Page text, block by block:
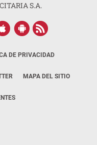
S.A.
DE PRIVACIDAD
MAPA DEL SITIO